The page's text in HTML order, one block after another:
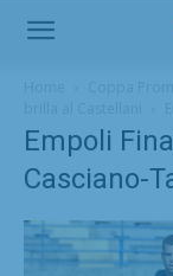
Empoli
Casciano-